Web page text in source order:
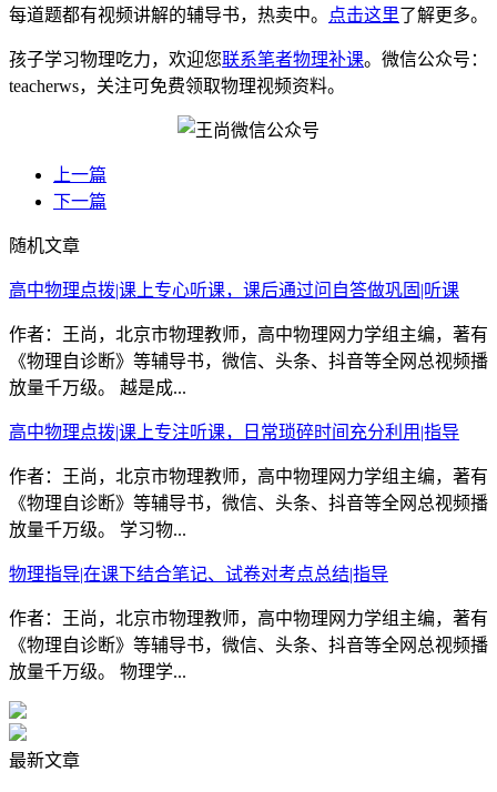
每道题都有视频讲解的辅导书，热卖中。
点击这里了解更多。
孩子学习物理吃力，欢迎您联系笔者物理补课。微信公众号：
teacherws，关注可免费领取物理视频资料。
上一篇
下一篇
随机文章
高中物理点拨|课上专心听课，课后通过问自答做巩固|听课
作者：王尚，北京市物理教师，高中物理网力学组主编，著有
《物理自诊断》等辅导书，微信、头条、抖音等全网总视频播
放量千万级。 越是成...
高中物理点拨|课上专注听课，日常琐碎时间充分利用|指导
作者：王尚，北京市物理教师，高中物理网力学组主编，著有
《物理自诊断》等辅导书，微信、头条、抖音等全网总视频播
放量千万级。 学习物...
物理指导|在课下结合笔记、试卷对考点总结|指导
作者：王尚，北京市物理教师，高中物理网力学组主编，著有
《物理自诊断》等辅导书，微信、头条、抖音等全网总视频播
放量千万级。 物理学...
最新文章